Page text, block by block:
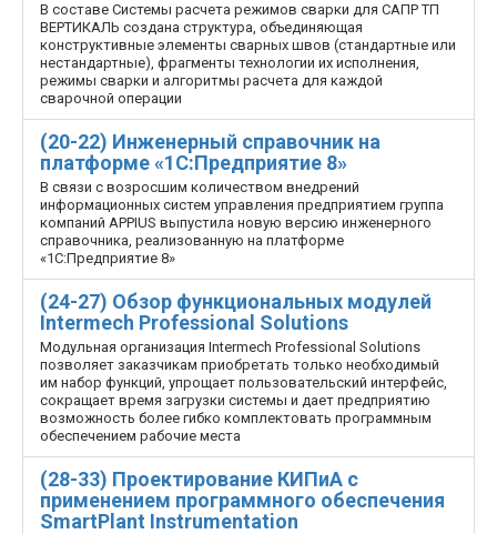
В составе Системы расчета режимов сварки для САПР ТП
ВЕРТИКАЛЬ создана структура, объединяющая
конструктивные элементы сварных швов (стандартные или
нестандартные), фрагменты технологии их исполнения,
режимы сварки и алгоритмы расчета для каждой
сварочной операции
(20-22) Инженерный справочник на
платформе «1С:Предприятие 8»
В связи с возросшим количеством внедрений
информационных систем управления предприятием группа
компаний APPIUS выпустила новую версию инженерного
справочника, реализованную на платформе
«1С:Предприятие 8»
(24-27) Обзор функциональных модулей
Intermech Professional Solutions
Модульная организация Intermech Professional Solutions
позволяет заказчикам приобретать только необходимый
им набор функций, упрощает пользовательский интерфейс,
сокращает время загрузки системы и дает предприятию
возможность более гибко комплектовать программным
обеспечением рабочие места
(28-33) Проектирование КИПиА с
применением программного обеспечения
SmartPlant Instrumentation